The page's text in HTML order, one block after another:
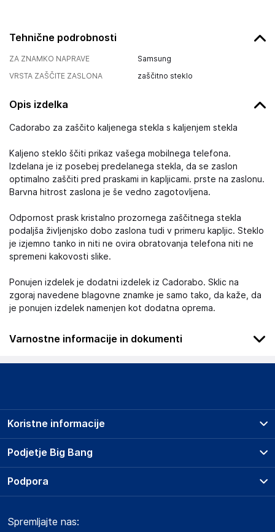
Tehnične podrobnosti
ZA ZNAMKO NAPRAVE
Samsung
VRSTA ZAŠČITE ZASLONA
zaščitno steklo
Opis izdelka
Cadorabo za zaščito kaljenega stekla s kaljenjem stekla
Kaljeno steklo ščiti prikaz vašega mobilnega telefona.
Izdelana je iz posebej predelanega stekla, da se zaslon
optimalno zaščiti pred praskami in kapljicami. prste na zaslonu.
Barvna hitrost zaslona je še vedno zagotovljena.
Odpornost prask kristalno prozornega zaščitnega stekla
podaljša življenjsko dobo zaslona tudi v primeru kapljic. Steklo
je izjemno tanko in niti ne ovira obratovanja telefona niti ne
spremeni kakovosti slike.
Ponujen izdelek je dodatni izdelek iz Cadorabo. Sklic na
zgoraj navedene blagovne znamke je samo tako, da kaže, da
je ponujen izdelek namenjen kot dodatna oprema.
Varnostne informacije in dokumenti
.
izdelka in lahko vključujejo ključne varnostne informacije,
povezane z določenim izdelkom.
Dokumenti o varnosti izdelka
Podjetje Big Bang
O podjetju
Obvestila za javnost
Koristne informacije
Prodajna mesta
Storitve
Dostava, vnos in odvoz
Podpora
Marketplace
Spremljajte nas: